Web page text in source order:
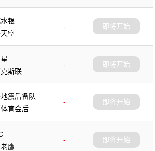
银
-
空
即将开始
-
斯联
即将开始
震后备队
-
育会后备
即将开始
-
鹰
即将开始